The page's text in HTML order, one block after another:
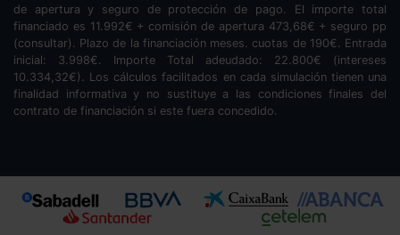
de apertura y seguro de protección de pago. El importe total
financiado es 11.992€ + comisión de apertura 473,68€ + seguro pp
(consultar). Plazo de la financiación meses. cuotas de 190€. Entrada
inicial: 3.998€. Importe Total adeudado: 22.800€ (intereses
10.334,32€). Los cálculos facilitados en cada simulación tienen una
finalidad informativa y no sustituye a las condiciones finales del
contrato de financiación si este fuera concedido.